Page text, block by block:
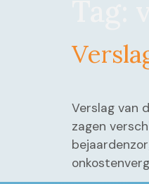
Verslag van
zagen